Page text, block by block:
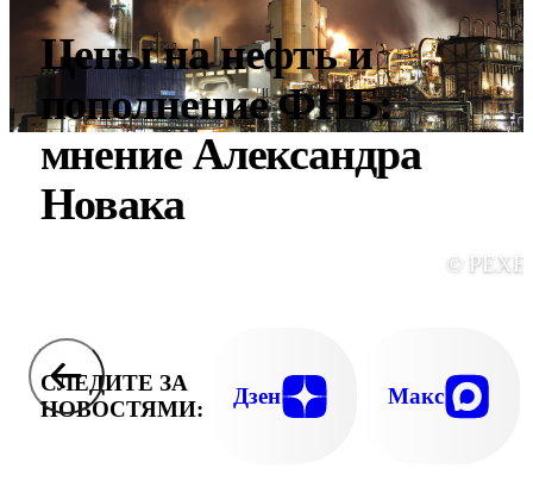
Цены на нефть и
пополнение ФНБ:
мнение Александра
Новака
©
СЛЕДИТЕ ЗА
НОВОСТЯМИ:
Дзен Макс